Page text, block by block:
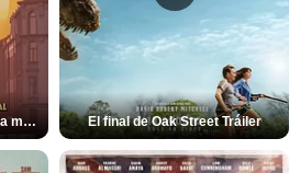
Manual para superhéroes: La máscara roja Tráiler El final de Oak Street Tráiler